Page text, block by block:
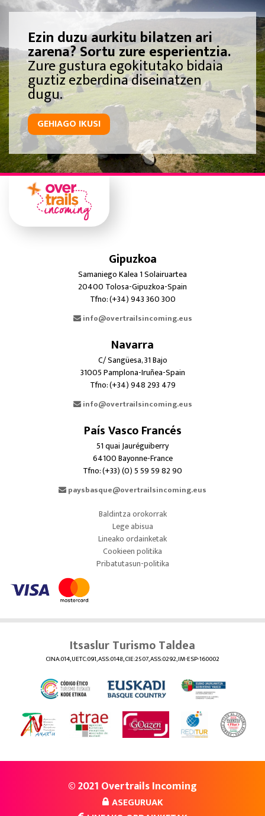
Ezin duzu aurkitu bilatzen ari
zarena? Sortu zure esperientzia.
Zure gustura egokitutako bidaia
guztiz ezberdina diseinatzen
dugu.
GEHIAGO IKUSI
Gipuzkoa
Samaniego Kalea 1 Solairuartea
20400 Tolosa-Gipuzkoa-Spain
Tfno: (+34) 943 360 300
info@overtrailsincoming.eus
Navarra
C/ Sangüesa, 31 Bajo
31005 Pamplona-Iruñea-Spain
Tfno: (+34) 948 293 479
info@overtrailsincoming.eus
País Vasco Francés
51 quai Jauréguiberry
64100 Bayonne-France
Tfno: (+33) (0) 5 59 59 82 90
paysbasque@overtrailsincoming.eus
Baldintza orokorrak
Lege abisua
Lineako ordainketak
Cookieen politika
Pribatutasun-politika
Itsaslur Turismo Taldea
CINA:014, UETC:091, ASS:0148, CIE:2507, ASS:0292, IM-ESP-160002
© 2021 Overtrails Incoming
ASEGURUAK